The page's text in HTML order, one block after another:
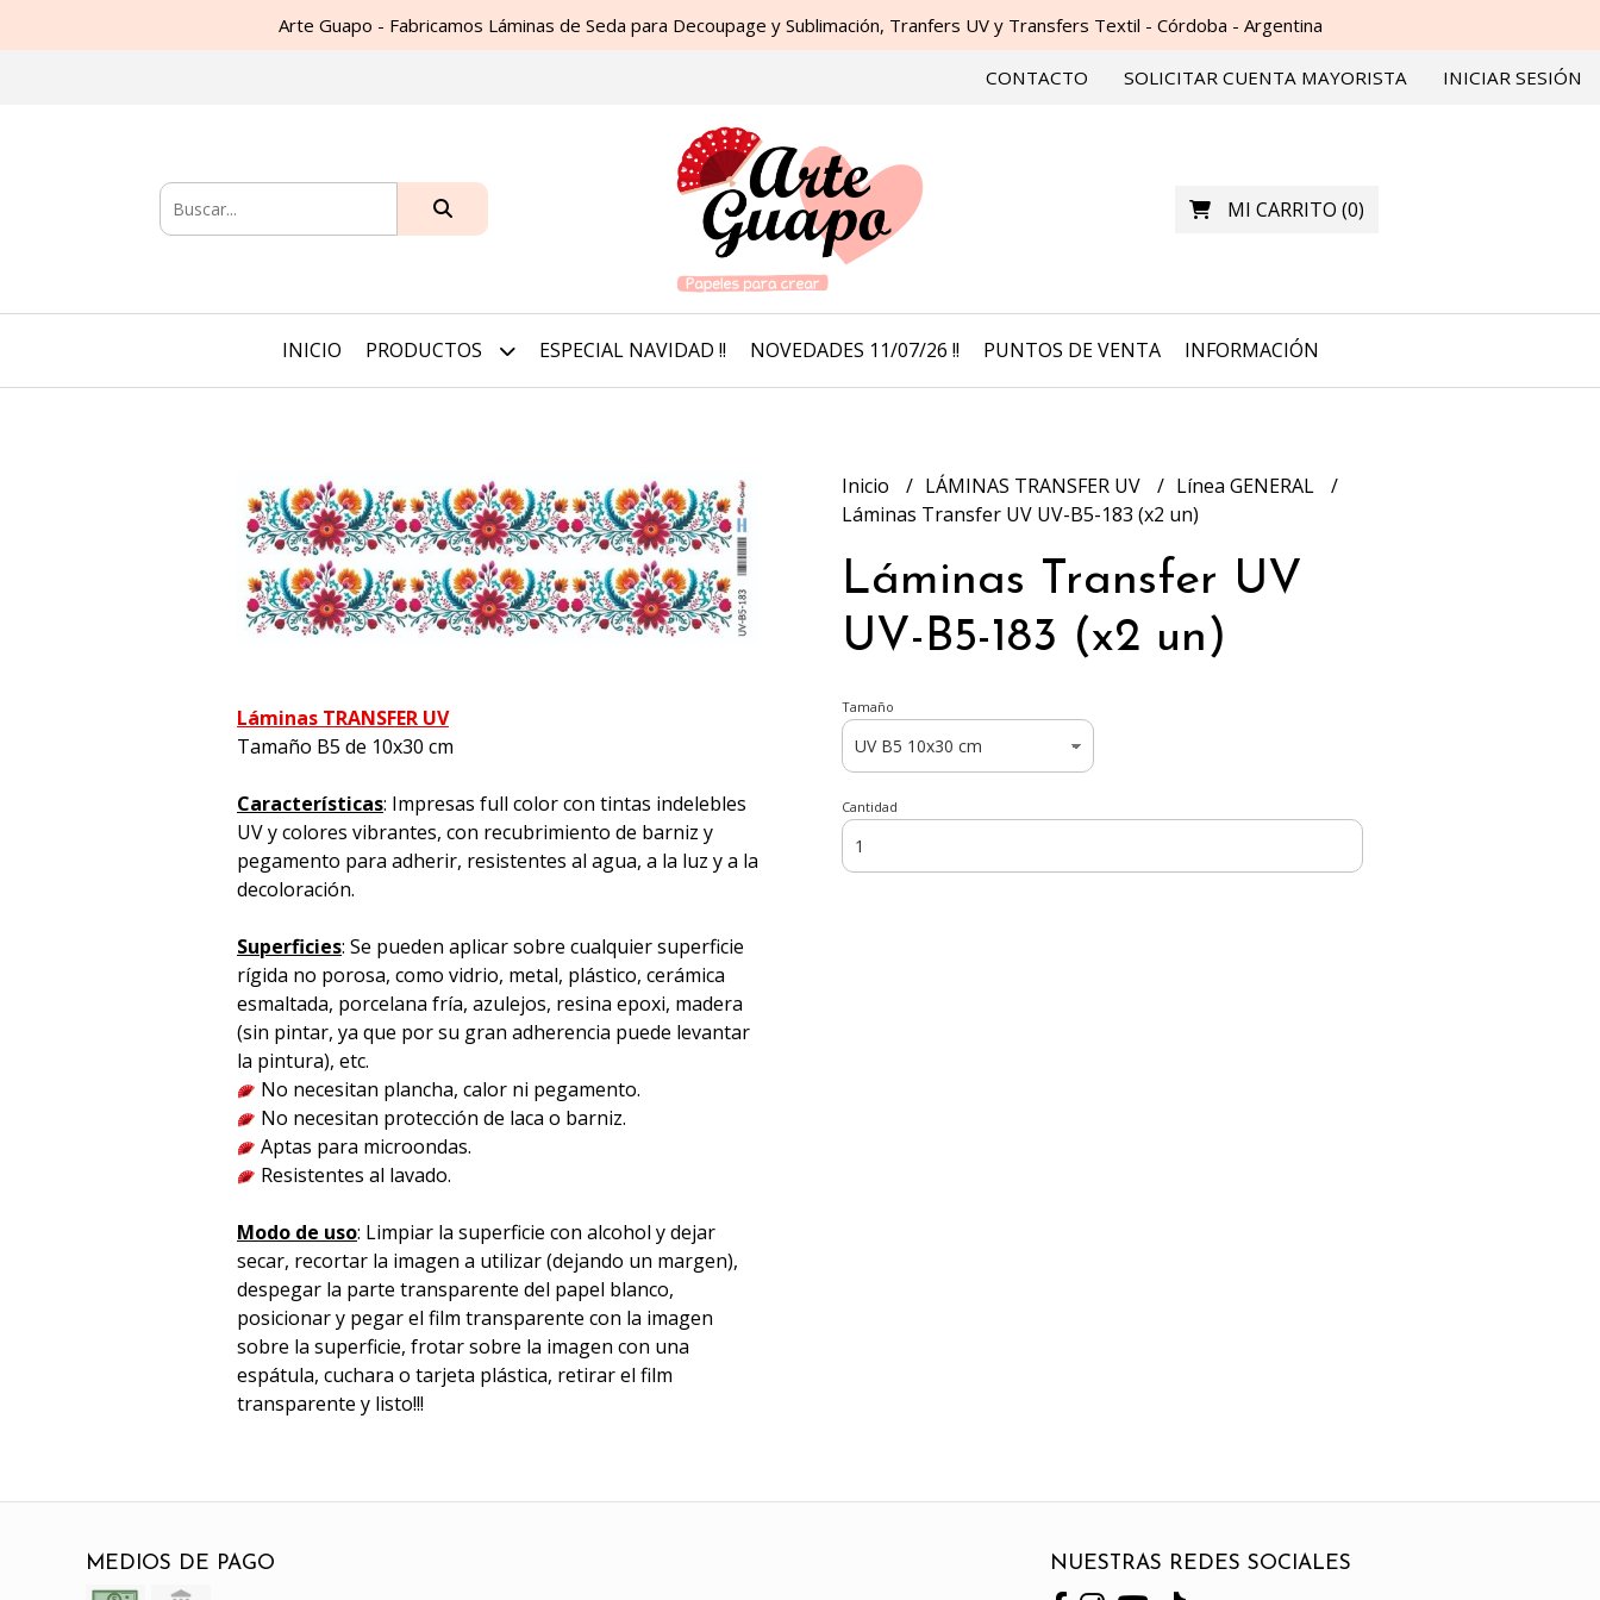
Arte Guapo - Fabricamos Láminas de Seda para Decoupage y Sublimación, Tranfers UV y Transfers Textil - Córdoba - Argentina
CONTACTO SOLICITAR CUENTA MAYORISTA INICIAR SESIÓN
MI CARRITO (0)
INICIO PRODUCTOS ESPECIAL NAVIDAD !! NOVEDADES 11/07/26 !! PUNTOS DE VENTA INFORMACIÓN
Láminas TRANSFER UV
Tamaño B5 de 10x30 cm
Características: Impresas full color con tintas indelebles
UV y colores vibrantes, con recubrimiento de barniz y
pegamento para adherir, resistentes al agua, a la luz y a la
decoloración.
Superficies: Se pueden aplicar sobre cualquier superficie
rígida no porosa, como vidrio, metal, plástico, cerámica
esmaltada, porcelana fría, azulejos, resina epoxi, madera
(sin pintar, ya que por su gran adherencia puede levantar
la pintura), etc.
No necesitan plancha, calor ni pegamento.
No necesitan protección de laca o barniz.
Aptas para microondas.
Resistentes al lavado.
Modo de uso: Limpiar la superficie con alcohol y dejar
secar, recortar la imagen a utilizar (dejando un margen),
despegar la parte transparente del papel blanco,
posicionar y pegar el film transparente con la imagen
sobre la superficie, frotar sobre la imagen con una
espátula, cuchara o tarjeta plástica, retirar el film
transparente y listo!!!
Inicio LÁMINAS TRANSFER UV
Línea GENERAL
Láminas Transfer UV UV-B5-183 (x2 un)
Láminas Transfer UV
UV-B5-183 (x2 un)
Tamaño
Cantidad
MEDIOS DE PAGO NUESTRAS REDES SOCIALES